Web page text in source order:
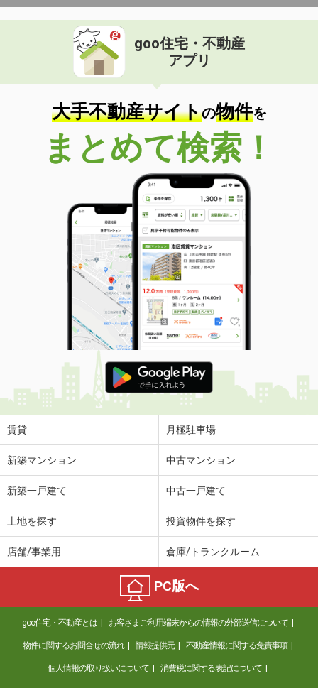
goo住宅・不動産
アプリ
大手不動産サイトの物件を
まとめて検索！
賃貸 月極駐車場
新築マンション 中古マンション
新築一戸建て 中古一戸建て
土地を探す 投資物件を探す
店舗/事業用 倉庫/トランクルーム
PC版へ
goo住宅・不動産とは お客さまご利用端末からの情報の外部送信について
物件に関するお問合せの流れ 情報提供元 不動産情報に関する免責事項
個人情報の取り扱いについて 消費税に関する表記について